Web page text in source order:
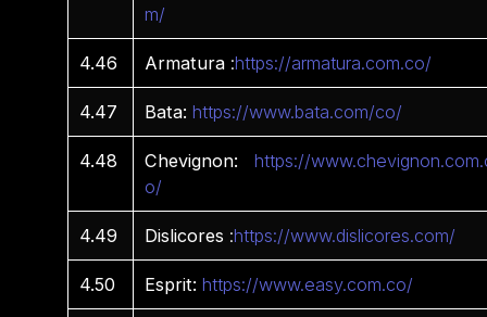
m/
4.46 Armatura :https://armatura.com.co/
4.47 Bata: https://www.bata.com/co/
4.48 Chevignon:
https://
o/
4.49 Dislicores :https://www.dislicores.com/
4.50 Esprit: https://www.easy.com.co/